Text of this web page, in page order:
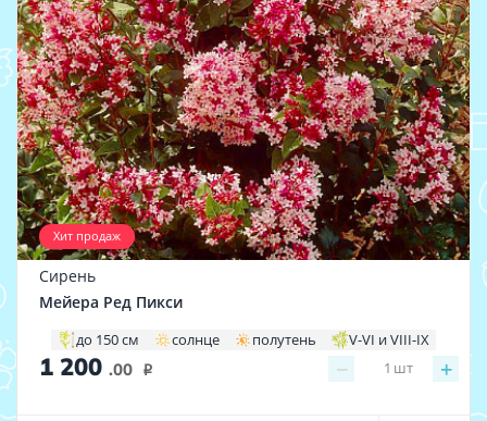
Хит продаж
Сирень
Мейера Ред Пикси
до 150 см солнце полутень V-VI и VIII-IX
1 200 .00 i − +
1 шт